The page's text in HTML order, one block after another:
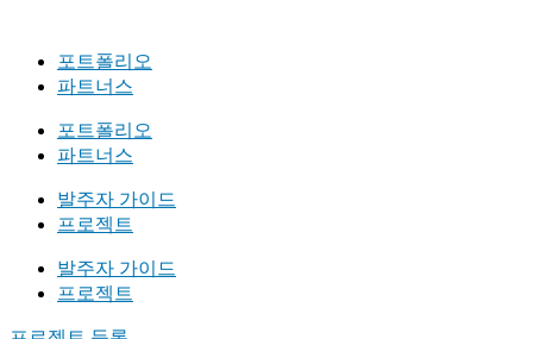
포트폴리오
파트너스
포트폴리오
파트너스
발주자 가이드
프로젝트
발주자 가이드
프로젝트